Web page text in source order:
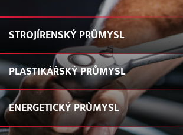
STROJÍRENSKÝ PRŮMYSL
PLASTIKÁŘSKÝ PRŮMYSL
ENERGETICKÝ PRŮMYSL